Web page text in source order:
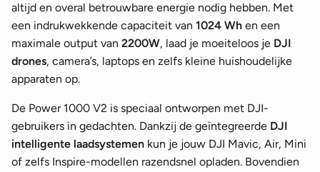
altijd en overal betrouwbare energie nodig hebben. Met
een indrukwekkende capaciteit van 1024 Wh en een
maximale output van 2200W, laad je moeiteloos je DJI
drones, camera’s, laptops en zelfs kleine huishoudelijke
apparaten op.
De Power 1000 V2 is speciaal ontworpen met DJI-
gebruikers in gedachten. Dankzij de geïntegreerde DJI
intelligente laadsystemen kun je jouw DJI Mavic, Air, Mini
of zelfs Inspire-modellen razendsnel opladen. Bovendien